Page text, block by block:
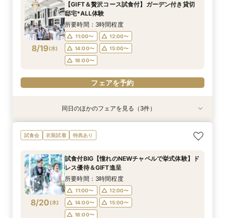
8/16(日)
9:00〜
10:00〜
14:30〜
15:00〜
フェアを予約
8/16(日)
9:30〜
14:30〜
15:00〜
フェアを予約
8/16(日)
9:00〜
10:00〜
14:30〜
15:00〜
フェアを予約
8/16(日)
9:00〜
10:00〜
14:30〜
15:00〜
フェアを予約
8/19(水)
【GIFT＆贅沢コース試食付】ガーデン付き貸切
邸宅*ALL体験
所要時間：3時間程度
11:00〜
12:00〜
14:00〜
15:00〜
18:00〜
フェアを予約
8/19(水)
【遠方の方◎オンライン相談会】スマホで簡単！
豪華10大特典付き
12:00〜
14:00〜
15:00〜
18:00〜
フェアを予約
衣装試着 特典あり
8/19(水)
【おもてなし重視◎】料理ランクUP＆10大特典
★貸切体験＆相談会
11:00〜
12:00〜
14:00〜
15:00〜
17:30〜
フェアを予約
衣装試着 特典あり
8/19(水)
【1組限定★貸切邸宅】少人数で挙式会食♪New
挙式体験＆豪華試食付き
11:00〜
12:00〜
14:00〜
15:00〜
17:30〜
フェアを予約
同日のほかのフェアを見る（3件）
試食会 衣装試着 特典あり
8/20 (木)
試食付BIG【憧れのNEWチャペルで挙式体験】ド
レス優待＆GIFT進呈
所要時間：3時間程度
11:00〜
12:00〜
14:00〜
15:00〜
18:00〜